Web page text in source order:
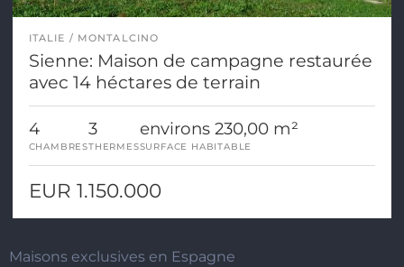
ITALIE MONTALCINO
Sienne: Maison de campagne restaurée
avec 14 héctares de terrain
4
CHAMBRES
3
THERMES
environs 230,00 m²
SURFACE HABITABLE
EUR 1.150.000
Maisons exclusives en Espagne